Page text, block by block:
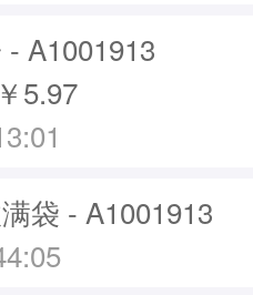
A1001913
5.97
袋 - A1001913